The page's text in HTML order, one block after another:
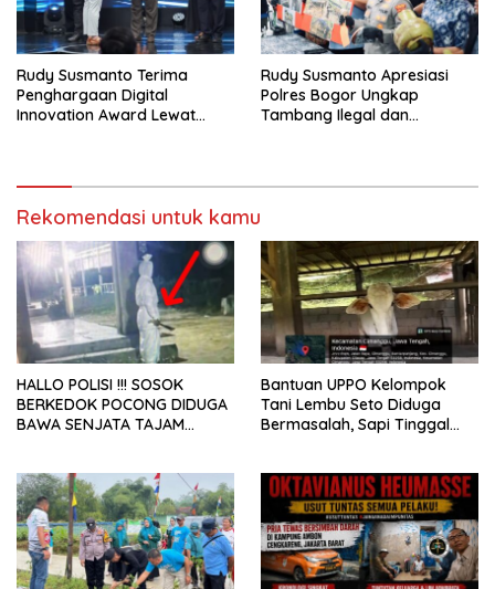
Rudy Susmanto Terima
Penghargaan Digital
Innovation Award Lewat
Rudy Susmanto Apresiasi
Polres Bogor Ungkap
Tambang Ilegal dan
Rekomendasi untuk kamu
HALLO POLISI !!! SOSOK
BERKEDOK POCONG DIDUGA
BAWA SENJATA TAJAM
LEBONG
Bantuan UPPO Kelompok
Tani Lembu Seto Diduga
Bermasalah, Sapi Tinggal